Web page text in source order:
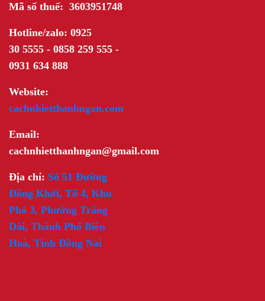
Mã số thuế: 3603951748
Hotline/zalo: 0925
30 5555 - 0858 259 555 -
0931 634 888
Website:
cachnhietthanhngan.com
Email:
cachnhietthanhngan@gmail.com
Địa chỉ: Số 51 Đường
Đồng Khởi, Tổ 4, Khu
Phố 3, Phường Trảng
Dài, Thành Phố Biên
Hoà, Tỉnh Đồng Nai